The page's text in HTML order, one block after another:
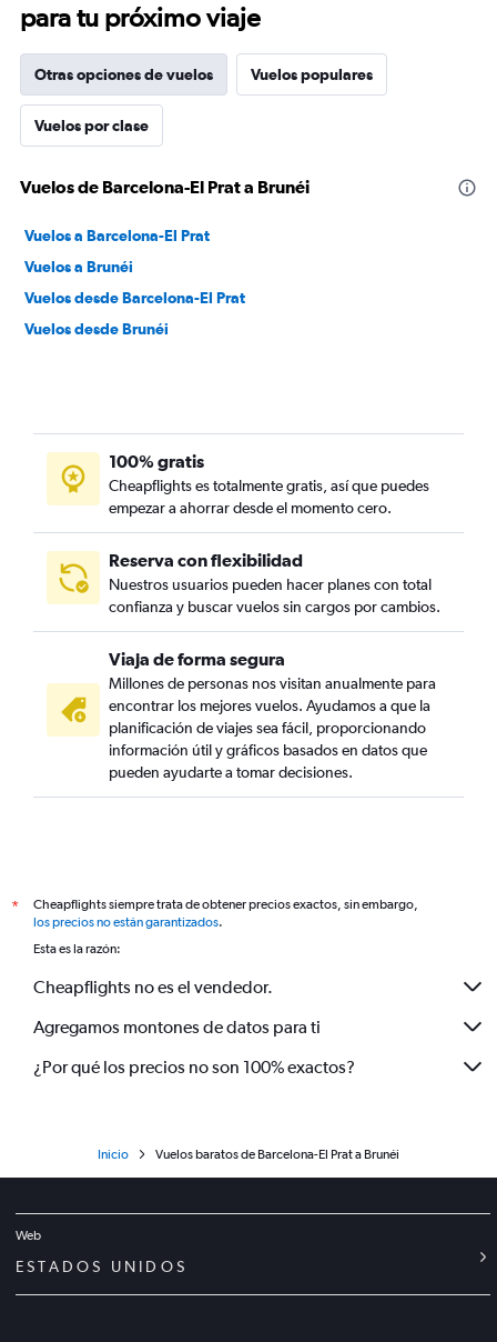
para tu próximo viaje
Otras opciones de vuelos Vuelos populares
Vuelos por clase
Vuelos de Barcelona-El Prat a Brunéi
Vuelos a Barcelona-El Prat
Vuelos a Brunéi
Vuelos desde Barcelona-El Prat
Vuelos desde Brunéi
100% gratis
Cheapflights es totalmente gratis, así que puedes
empezar a ahorrar desde el momento cero.
Reserva con flexibilidad
Nuestros usuarios pueden hacer planes con total
confianza y buscar vuelos sin cargos por cambios.
Viaja de forma segura
Millones de personas nos visitan anualmente para
encontrar los mejores vuelos. Ayudamos a que la
planificación de viajes sea fácil, proporcionando
información útil y gráficos basados en datos que
pueden ayudarte a tomar decisiones.
*
Cheapflights siempre trata de obtener precios exactos, sin embargo,
los precios no están garantizados.
Esta es la razón:
Cheapflights no es el vendedor.
Agregamos montones de datos para ti
¿Por qué los precios no son 100% exactos?
Inicio Vuelos baratos de Barcelona-El Prat a Brunéi
Web
ESTADOS UNIDOS